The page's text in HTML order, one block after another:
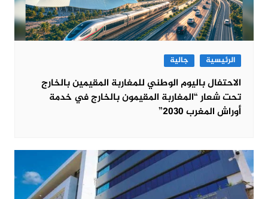
الرئيسية جالية
الاحتفال باليوم الوطني للمغاربة المقيمين بالخارج
تحت شعار “المغاربة المقيمون بالخارج في خدمة
أوراش المغرب 2030”